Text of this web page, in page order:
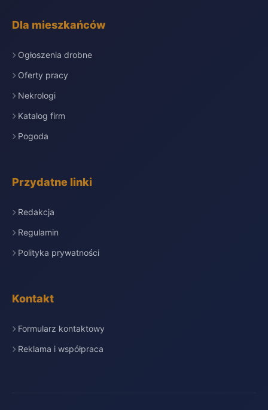
Dla mieszkańców
Ogłoszenia drobne
Oferty pracy
Nekrologi
Katalog firm
Pogoda
Przydatne linki
Redakcja
Regulamin
Polityka prywatności
Kontakt
Formularz kontaktowy
Reklama i współpraca